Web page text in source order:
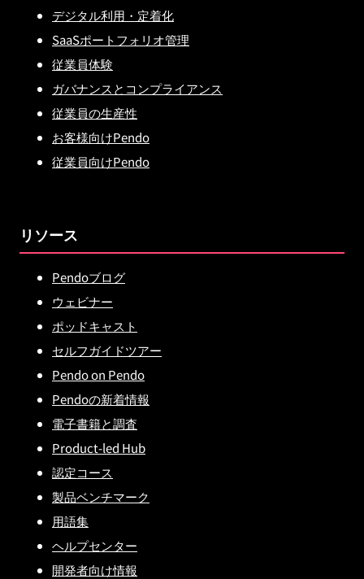
デジタル利用・定着化
SaaSポートフォリオ管理
従業員体験
ガバナンスとコンプライアンス
従業員の生産性
お客様向けPendo
従業員向けPendo
リソース
Pendoブログ
ウェビナー
ポッドキャスト
セルフガイドツアー
Pendo on Pendo
Pendoの新着情報
電子書籍と調査
Product-led Hub
認定コース
製品ベンチマーク
用語集
ヘルプセンター
開発者向け情報